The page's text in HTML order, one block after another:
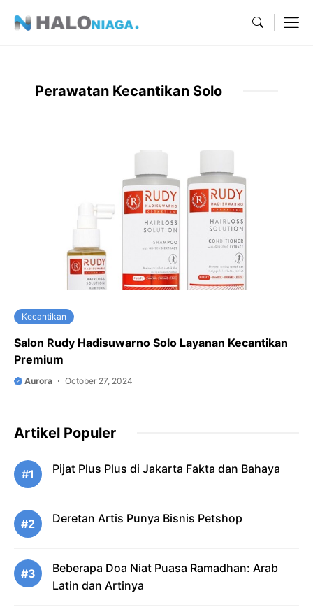
Perawatan Kecantikan Solo
Kecantikan
Salon Rudy Hadisuwarno Solo Layanan Kecantikan
Premium
Aurora October 27, 2024
Artikel Populer
#1 Pijat Plus Plus di Jakarta Fakta dan Bahaya
#2 Deretan Artis Punya Bisnis Petshop
#3
Beberapa Doa Niat Puasa Ramadhan: Arab
Latin dan Artinya